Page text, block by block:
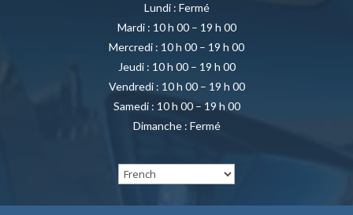
Lundi : Fermé
Mardi : 10 h 00 – 19 h 00
Mercredi : 10 h 00 – 19 h 00
Jeudi : 10 h 00 – 19 h 00
Vendredi : 10 h 00 – 19 h 00
Samedi : 10 h 00 – 19 h 00
Dimanche : Fermé